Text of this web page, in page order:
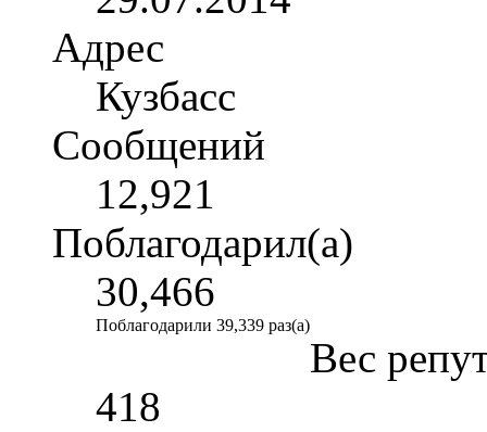
Адрес
Кузбасс
Сообщений
12,921
Поблагодарил(а)
30,466
Поблагодарили 39,339 раз(а)
Вес
418